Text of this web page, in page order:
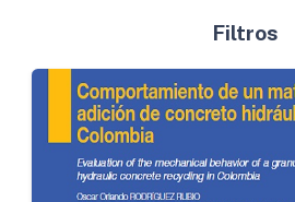
Filtros